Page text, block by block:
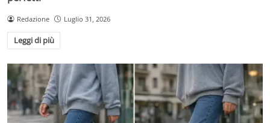
Redazione Luglio 31, 2026
Leggi di più